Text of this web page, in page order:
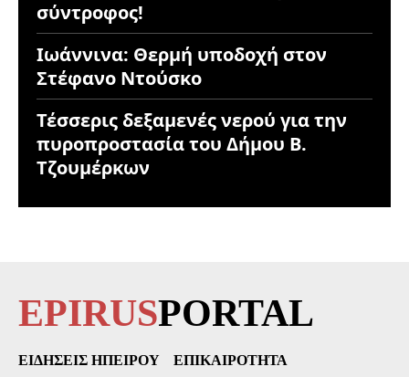
σύντροφος!
Ιωάννινα: Θερμή υποδοχή στον
Στέφανο Ντούσκο
Τέσσερις δεξαμενές νερού για την
πυροπροστασία του Δήμου Β.
Τζουμέρκων
EPIRUSPORTAL
ΕΙΔΉΣΕΙΣ ΗΠΕΊΡΟΥ
ΕΠΙΚΑΙΡΌΤΗΤΑ